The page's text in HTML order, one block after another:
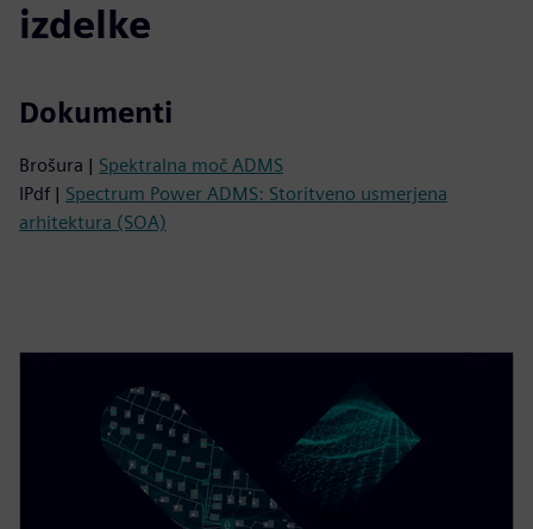
izdelke
Dokumenti
Brošura | Spektralna moč ADMS
IPdf | Spectrum Power ADMS: Storitveno usmerjena
arhitektura (SOA)